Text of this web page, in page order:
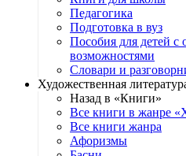
Педагогика
Подготовка в вуз
Пособия для детей с
возможностями
Словари и
Художественная
Назад в «Книги»
Все книги в жанре
Все книги жанра
Афоризмы